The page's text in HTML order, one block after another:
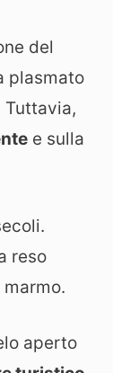
del
plasmato
Tuttavia,
e sulla
reso
aperto